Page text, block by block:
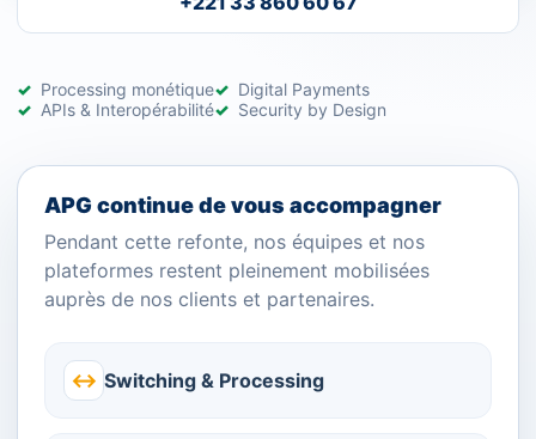
Processing monétique
Digital Payments
APIs & Interopérabilité
Security by Design
APG continue de vous accompagner
Pendant cette refonte, nos équipes et nos
plateformes restent pleinement mobilisées
auprès de nos clients et partenaires.
↔ Switching & Processing